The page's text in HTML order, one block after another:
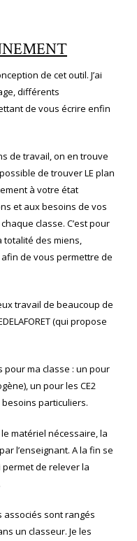
de cet outil. J’ai
différents
de vous écrire enfin
de travail, on en trouve
de trouver LE plan
à votre état
et aux besoins de vos
classe. C’est pour
totalité des miens,
de vous permettre de
travail de beaucoup de
(qui propose
pour ma classe : un pour
un pour les CE2
particuliers.
le matériel nécessaire, la
l’enseignant. A la fin se
de relever la
associés sont rangés
un classeur. Je les